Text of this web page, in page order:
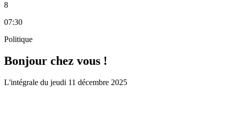
8
07:30
Politique
Bonjour chez vous !
L'intégrale du jeudi 11 décembre 2025